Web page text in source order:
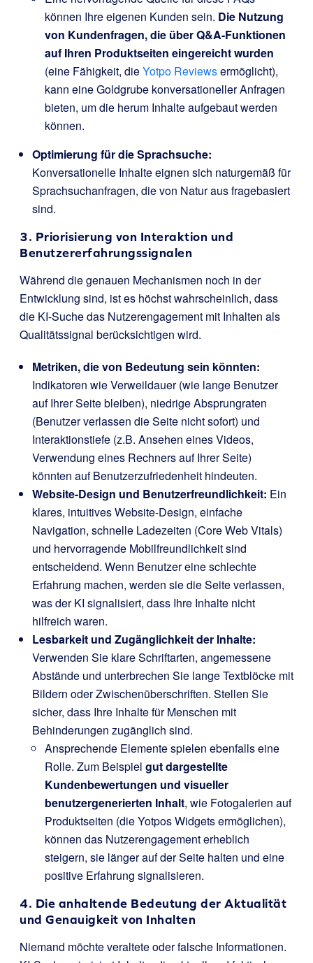
können Ihre eigenen Kunden sein. Die Nutzung
von Kundenfragen, die über Q&A-Funktionen
auf Ihren Produktseiten eingereicht wurden
(eine Fähigkeit, dieYotpo Reviewsermöglicht),
kann eine Goldgrube konversationeller Anfragen
bieten, um die herum Inhalte aufgebaut werden
können.
Optimierung für die Sprachsuche:
Konversationelle Inhalte eignen sich naturgemäß für
Sprachsuchanfragen, die von Natur aus fragebasiert
sind.
3. Priorisierung von Interaktion und
Benutzererfahrungssignalen
Während die genauen Mechanismen noch in der
Entwicklung sind, ist es höchst wahrscheinlich, dass
die KI-Suche das Nutzerengagement mit Inhalten als
Qualitätssignal berücksichtigen wird.
Metriken, die von Bedeutung sein könnten:
Indikatoren wie Verweildauer (wie lange Benutzer
auf Ihrer Seite bleiben), niedrige Absprungraten
(Benutzer verlassen die Seite nicht sofort) und
Interaktionstiefe (z.B. Ansehen eines Videos,
Verwendung eines Rechners auf Ihrer Seite)
könnten auf Benutzerzufriedenheit hindeuten.
Website-Design und Benutzerfreundlichkeit: Ein
klares, intuitives Website-Design, einfache
Navigation, schnelle Ladezeiten (Core Web Vitals)
und hervorragende Mobilfreundlichkeit sind
entscheidend. Wenn Benutzer eine schlechte
Erfahrung machen, werden sie die Seite verlassen,
was der KI signalisiert, dass Ihre Inhalte nicht
hilfreich waren.
Lesbarkeit und Zugänglichkeit der Inhalte:
Verwenden Sie klare Schriftarten, angemessene
Abstände und unterbrechen Sie lange Textblöcke mit
Bildern oder Zwischenüberschriften. Stellen Sie
sicher, dass Ihre Inhalte für Menschen mit
Behinderungen zugänglich sind.
Ansprechende Elemente spielen ebenfalls eine
Rolle. Zum Beispiel gut dargestellte
Kundenbewertungen und visueller
benutzergenerierten Inhalt, wie Fotogalerien auf
Produktseiten (die Yotpos Widgets ermöglichen),
können das Nutzerengagement erheblich
steigern, sie länger auf der Seite halten und eine
positive Erfahrung signalisieren.
4. Die anhaltende Bedeutung der Aktualität
und Genauigkeit von Inhalten
Niemand möchte veraltete oder falsche Informationen.